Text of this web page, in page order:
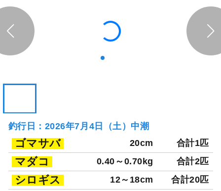
釣行日：2026年7月4日（土）中潮
ゴマサバ 20cm 合計1匹
マダコ 0.40～0.70kg 合計2匹
シロギス 12～18cm 合計20匹